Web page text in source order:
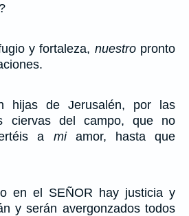
y fortaleza, nuestropronto
hijas de Jerusalén, por las
ciervas del campo, que no
a miamor, hasta que
en el SEÑOR hay justicia y
y serán avergonzados todos